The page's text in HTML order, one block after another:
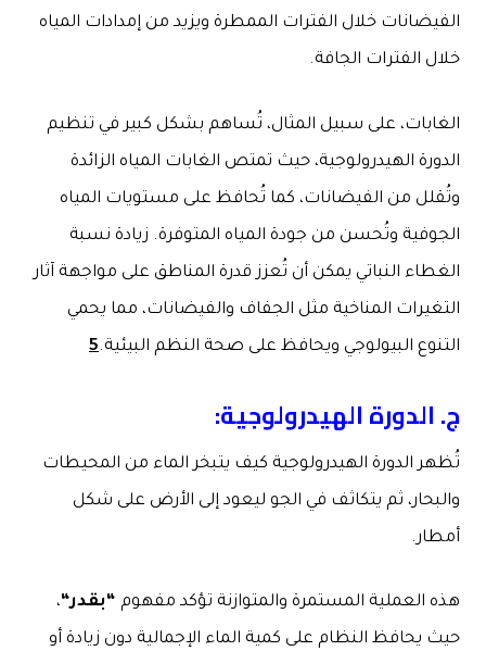
الفيضانات خلال الفترات الممطرة ويزيد من إمدادات المياه
خلال الفترات الجافة.
الغابات، على سبيل المثال، تُساهم بشكل كبير في تنظيم
الدورة الهيدرولوجية، حيث تمتص الغابات المياه الزائدة
وتُقلل من الفيضانات، كما تُحافظ على مستويات المياه
الجوفية وتُحسن من جودة المياه المتوفرة. زيادة نسبة
الغطاء النباتي يمكن أن تُعزز قدرة المناطق على مواجهة آثار
التغيرات المناخية مثل الجفاف والفيضانات، مما يحمي
التنوع البيولوجي ويحافظ على صحة النظم البيئية.5
ج.الدورة الهيدرولوجية:
تُظهر الدورة الهيدرولوجية كيف يتبخر الماء من المحيطات
والبحار، ثم يتكاثف في الجو ليعود إلى الأرض على شكل
أمطار.
هذه العملية المستمرة والمتوازنة تؤكد مفهوم “بقدر“،
حيث يحافظ النظام على كمية الماء الإجمالية دون زيادة أو